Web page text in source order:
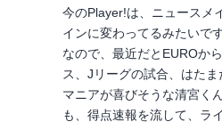
今のPlayer!は、ニュースメ
インに変わってるみたいで
なので、最近だとEUROか
ス、Jリーグの試合、はたま
マニアが喜びそうな清宮く
も、得点速報を流して、ラ